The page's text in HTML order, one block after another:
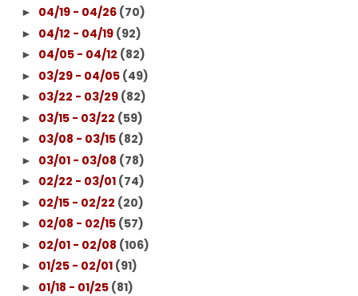
► 04/19 - 04/26 (70)
► 04/12 - 04/19 (92)
► 04/05 - 04/12 (82)
► 03/29 - 04/05 (49)
► 03/22 - 03/29 (82)
► 03/15 - 03/22 (59)
► 03/08 - 03/15 (82)
► 03/01 - 03/08 (78)
► 02/22 - 03/01 (74)
► 02/15 - 02/22 (20)
► 02/08 - 02/15 (57)
► 02/01 - 02/08 (106)
► 01/25 - 02/01 (91)
► 01/18 - 01/25 (81)